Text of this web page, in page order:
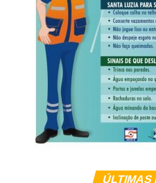
Rondonópolis para as
A partir da análise do
policiais identificaram a
facção com atuação em
Veja Mais: Dez
embriaguez ao volante
ÚLTIMAS